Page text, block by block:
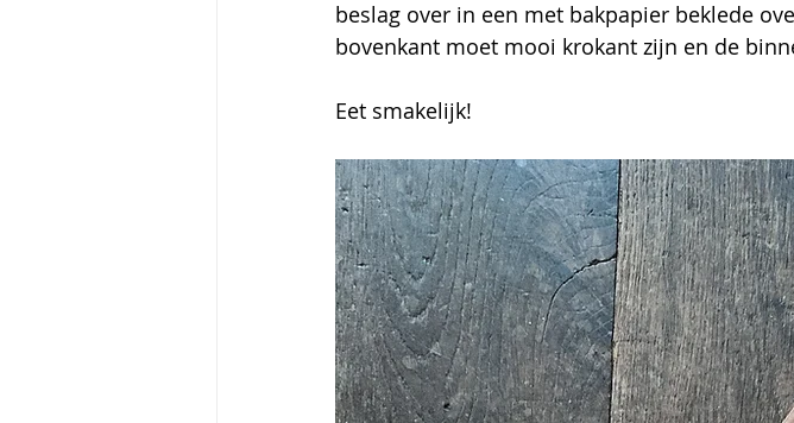
beslag over in een met bakpapier beklede
bovenkant moet mooi krokant zijn en de
Eet smakelijk!